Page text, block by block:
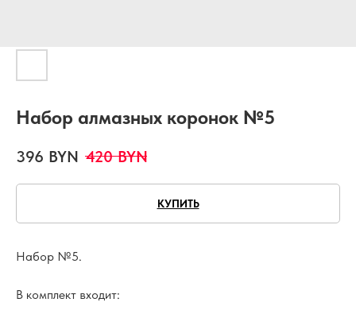
Набор алмазных коронок №5
396 BYN 420 BYN
КУПИТЬ
Набор №5.
В комплект входит: